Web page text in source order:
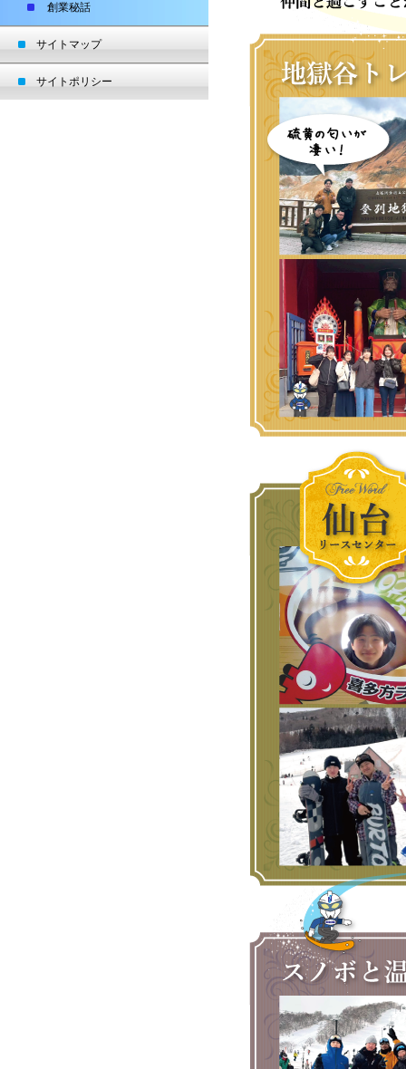
創業秘話
サイトマップ
サイトポリシー